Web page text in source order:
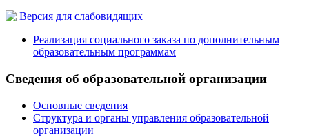
Версия для слабовидящих
Реализация социального заказа по дополнительным
образовательным программам
Сведения об образовательной организации
Основные сведения
Структура и органы управления образовательной
организации